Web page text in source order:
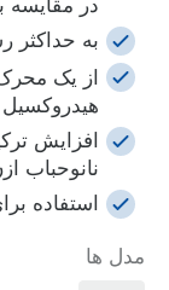
در مقایسه
به
از یک
هیدروکسیل
افزایش
نانوحباب
استفاده
مدل ها